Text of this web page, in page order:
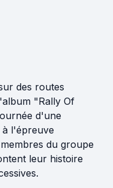
des routes
"Rally Of
d'une
à l'épreuve
du groupe
leur histoire